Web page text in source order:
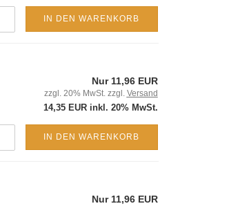
IN DEN WARENKORB
Nur 11,96 EUR
zzgl. 20% MwSt. zzgl. Versand
14,35 EUR inkl. 20% MwSt.
IN DEN WARENKORB
Nur 11,96 EUR